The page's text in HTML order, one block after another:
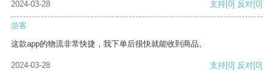
2024-03-28 支持[0] 反对[0]
游客
这款app的物流非常快捷，我下单后很快就能收到商品。
2024-03-28 支持[0] 反对[0]